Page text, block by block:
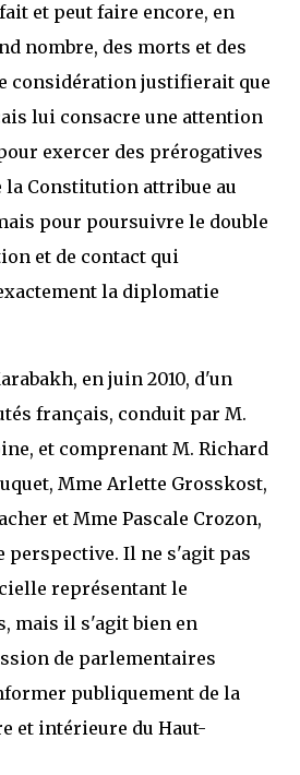
et peut faire encore, en
nombre, des morts et des
considération justifierait que
lui consacre une attention
exercer des prérogatives
Constitution attribue au
pour poursuivre le double
et de contact qui
la diplomatie
en juin 2010, d'un
français, conduit par M.
et comprenant M. Richard
Mme Arlette Grosskost,
et Mme Pascale Crozon,
perspective. Il ne s'agit pas
représentant le
mais il s'agit bien en
de parlementaires
publiquement de la
et intérieure du Haut-